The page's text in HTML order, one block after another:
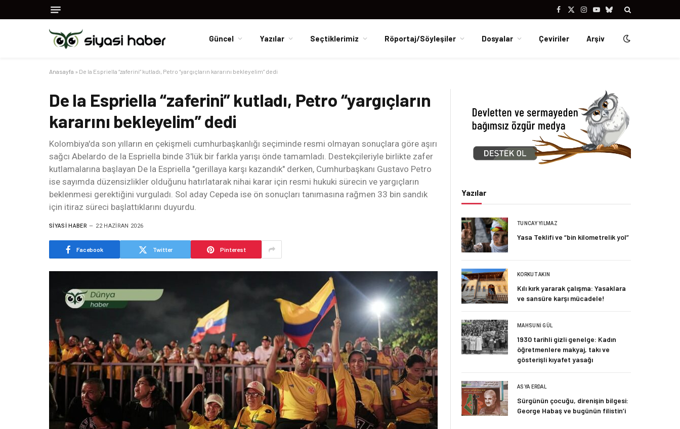
Facebook
X
Instagram
YouTubeBluesky
Güncel Yazılar Seçtiklerimiz Röportaj/Söyleşiler Dosyalar Çeviriler Arşiv
Anasayfa » De la Espriella “zaferini” kutladı, Petro “yargıçların kararını bekleyelim” dedi
De la Espriella “zaferini” kutladı, Petro “yargıçların
kararını bekleyelim” dedi
Kolombiya'da son yılların en çekişmeli cumhurbaşkanlığı seçiminde resmi olmayan sonuçlara göre aşırı
sağcı Abelardo de la Espriella binde 3'lük bir farkla yarışı önde tamamladı. Destekçileriyle birlikte zafer
kutlamalarına başlayan De la Espriella "gerillaya karşı kazandık" derken, Cumhurbaşkanı Gustavo Petro
ise sayımda düzensizlikler olduğunu hatırlatarak nihai karar için resmi hukuki sürecin ve yargıçların
beklenmesi gerektiğini vurguladı. Sol aday Cepeda ise ön sonuçları tanımasına rağmen 33 bin sandık
için itiraz süreci başlattıklarını duyurdu.
SIYASI HABER 22 HAZIRAN 2026
Facebook Twitter Pinterest
Yazılar
TUNCAY YILMAZ
Yasa Teklifi ve “bin kilometrelik yol”
KORKUT AKIN
Kılı kırk yararak çalışma: Yasaklara
ve sansüre karşı mücadele!
MAHSUNI GÜL
1930 tarihli gizli genelge: Kadın
öğretmenlere makyaj, takı ve
gösterişli kıyafet yasağı
ASYA ERDAL
Sürgünün çocuğu, direnişin bilgesi:
George Habaş ve bugünün filistin’i